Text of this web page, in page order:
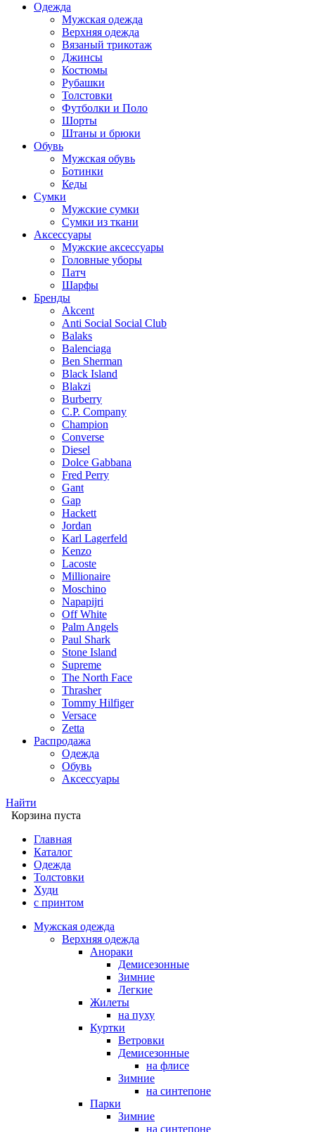
Одежда
Мужская одежда
Верхняя одежда
Вязаный трикотаж
Джинсы
Костюмы
Рубашки
Толстовки
Футболки и Поло
Шорты
Штаны и брюки
Обувь
Мужская обувь
Ботинки
Кеды
Сумки
Мужские сумки
Сумки из ткани
Аксессуары
Мужские аксессуары
Головные уборы
Патч
Шарфы
Бренды
Akcent
Anti Social Social Club
Balaks
Balenciaga
Ben Sherman
Black Island
Blakzi
Burberry
C.P. Company
Champion
Converse
Diesel
Dolce Gabbana
Fred Perry
Gant
Gap
Hackett
Jordan
Karl Lagerfeld
Kenzo
Lacoste
Millionaire
Moschino
Napapijri
Off White
Palm Angels
Paul Shark
Stone Island
Supreme
The North Face
Thrasher
Tommy Hilfiger
Versace
Zetta
Распродажа
Одежда
Обувь
Аксессуары
Найти
Корзина пуста
Главная
Каталог
Одежда
Толстовки
Худи
с принтом
Мужская одежда
Верхняя одежда
Анораки
Демисезонные
Зимние
Легкие
Жилеты
на пуху
Куртки
Ветровки
Демисезонные
на флисе
Зимние
на синтепоне
Парки
Зимние
на синтепоне